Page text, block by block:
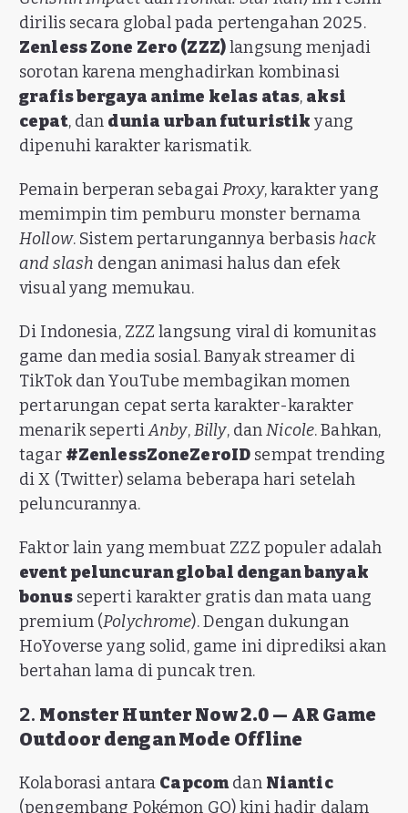
dirilis secara global pada pertengahan 2025.
Zenless Zone Zero (ZZZ)langsung menjadi
sorotan karena menghadirkan kombinasi
grafis bergaya anime kelas atas, aksi
cepat, dan dunia urban futuristik yang
dipenuhi karakter karismatik.
Pemain berperan sebagaiProxy, karakter yang
memimpin tim pemburu monster bernama
Hollow. Sistem pertarungannya berbasis hack
and slash dengan animasi halus dan efek
visual yang memukau.
Di Indonesia, ZZZ langsung viral di komunitas
game dan media sosial. Banyak streamer di
TikTok dan YouTube membagikan momen
pertarungan cepat serta karakter-karakter
menarik sepertiAnby,Billy, danNicole. Bahkan,
tagar #ZenlessZoneZeroID sempat trending
di X (Twitter) selama beberapa hari setelah
peluncurannya.
Faktor lain yang membuat ZZZ populer adalah
event peluncuran global dengan banyak
bonusseperti karakter gratis dan mata uang
premium (Polychrome). Dengan dukungan
HoYoverse yang solid, game ini diprediksi akan
bertahan lama di puncak tren.
2. Monster Hunter Now 2.0 — AR Game
Outdoor dengan Mode Offline
Kolaborasi antara Capcomdan Niantic
(pengembang Pokémon GO) kini hadir dalam